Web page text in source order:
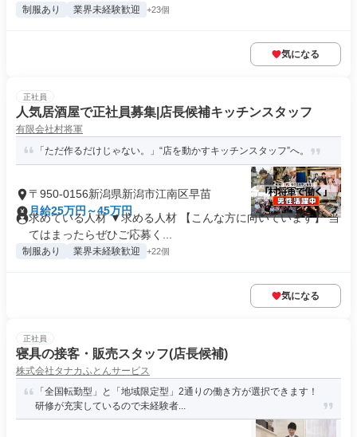
制服あり 業界未経験歓迎 +23個
気になる
正社員
人気居酒屋で正社員募集|店長候補キッチンスタッフ
有限会社村将軍
「ただ作るだけじゃない。」“店を動かすキッチンスタッフ”へ。
〒950-0156新潟県新潟市江南区早苗
月給25万円～45万円
求めている人材 ▼求める人材 【こんな方に向いています】 当
てはまったらぜひご応募く...
制服あり 業界未経験歓迎 +22個
気になる
正社員
寝具の接客・販売スタッフ(店長候補)
株式会社タナカふとんサービス
「全国転勤型」と「地域限定型」2通りの働き方が選択できます！
研修が充実しているので未経験者...